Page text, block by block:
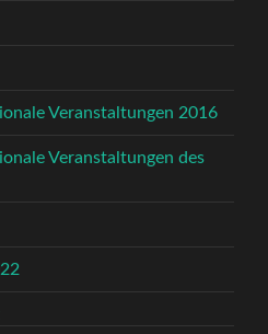
Veranstaltungen 2016
Veranstaltungen des